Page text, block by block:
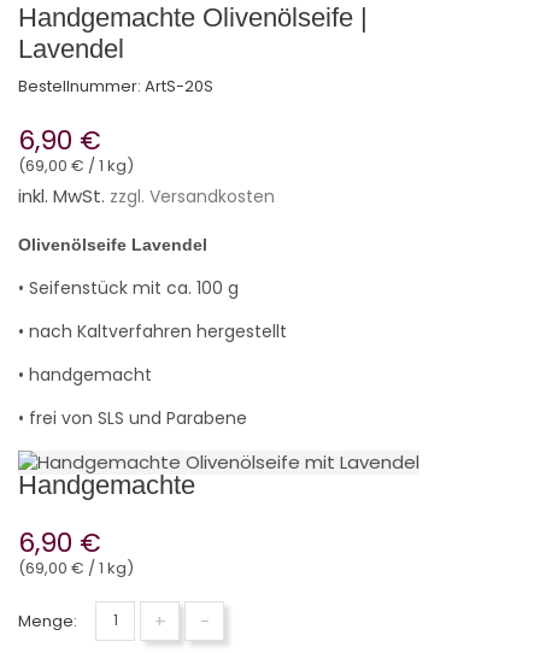
Handgemachte Olivenölseife |
Lavendel
Bestellnummer: ArtS-20S
6,90 €
(69,00 € / 1 kg)
inkl. MwSt. zzgl. Versandkosten
Olivenölseife Lavendel
• Seifenstück mit ca. 100 g
• nach Kaltverfahren hergestellt
• handgemacht
• frei von SLS und Parabene
Handgemachte
6,90 €
(69,00 € / 1 kg)
Menge: + -